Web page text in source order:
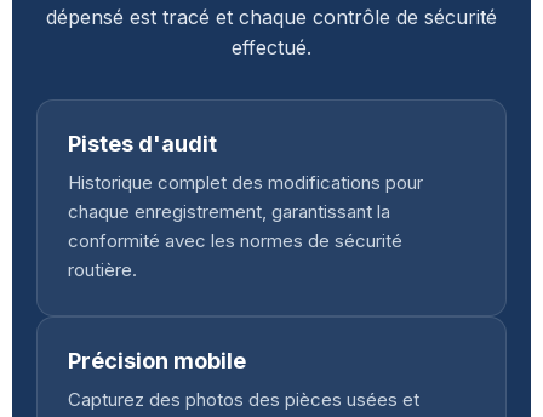
dépensé est tracé et chaque contrôle de sécurité
effectué.
Pistes d'audit
Historique complet des modifications pour
chaque enregistrement, garantissant la
conformité avec les normes de sécurité
routière.
Précision mobile
Capturez des photos des pièces usées et